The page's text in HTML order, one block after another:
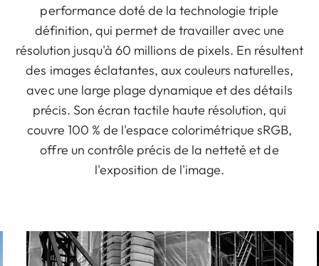
performance doté de la technologie triple
définition, qui permet de travailler avec une
résolution jusqu'à 60 millions de pixels. En résultent
des images éclatantes, aux couleurs naturelles,
avec une large plage dynamique et des détails
précis. Son écran tactile haute résolution, qui
couvre 100 % de l'espace colorimétrique sRGB,
offre un contrôle précis de la netteté et de
l'exposition de l'image.